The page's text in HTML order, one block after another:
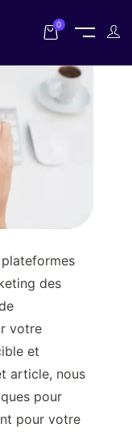
0
plateformes
des
votre
et
article, nous
pour
pour votre